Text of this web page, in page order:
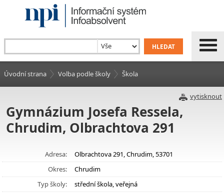
Úvodní strana Volba podle školy Škola
vytisknout
Gymnázium Josefa Ressela,
Chrudim, Olbrachtova 291
Adresa:
Olbrachtova 291, Chrudim, 53701
Okres:
Chrudim
Typ školy:
střední škola, veřejná